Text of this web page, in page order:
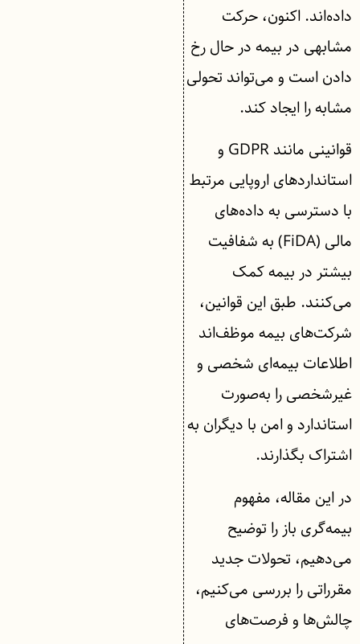
داده‌اند. اکنون، حرکت
مشابهی در بیمه در حال رخ
دادن است و می‌تواند تحولی
مشابه را ایجاد کند.
قوانینی مانند GDPR و
استانداردهای اروپایی مرتبط
با دسترسی به داده‌های
مالی (FiDA) به شفافیت
بیشتر در بیمه کمک
می‌کنند. طبق این قوانین،
شرکت‌های بیمه موظف‌اند
اطلاعات بیمه‌ای شخصی و
غیرشخصی را به‌صورت
استاندارد و امن با دیگران به
اشتراک بگذارند.
در این مقاله، مفهوم
بیمه‌گری باز را توضیح
می‌دهیم، تحولات جدید
مقرراتی را بررسی می‌کنیم،
چالش‌ها و فرصت‌های